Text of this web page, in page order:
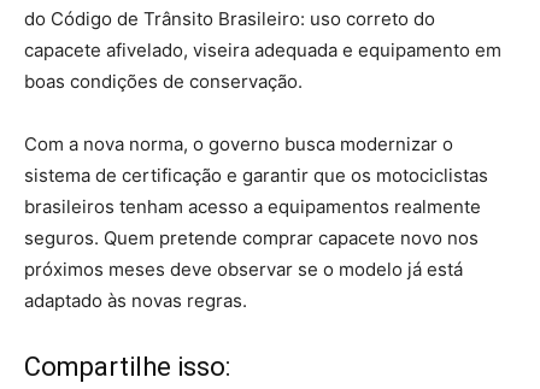
do Código de Trânsito Brasileiro: uso correto do
capacete afivelado, viseira adequada e equipamento em
boas condições de conservação.
Com a nova norma, o governo busca modernizar o
sistema de certificação e garantir que os motociclistas
brasileiros tenham acesso a equipamentos realmente
seguros. Quem pretende comprar capacete novo nos
próximos meses deve observar se o modelo já está
adaptado às novas regras.
Compartilhe isso: